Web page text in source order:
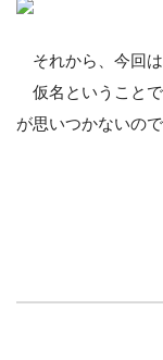
それから、今回は
仮名ということ
が思いつかないの